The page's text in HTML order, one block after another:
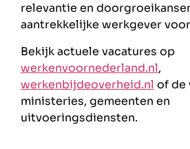
relevantie en
aantrekkelijke werkgever
Bekijk actuele vacatures op
werkenvoornederland.nl,
werkenbijdeoverheid.nl of de
ministeries, gemeenten en
uitvoeringsdiensten.